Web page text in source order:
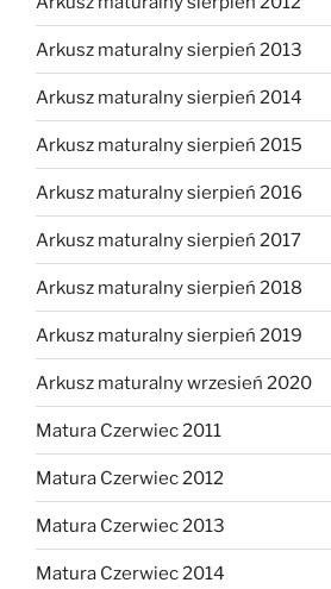
Arkusz maturalny sierpień 2013
Arkusz maturalny sierpień 2014
Arkusz maturalny sierpień 2015
Arkusz maturalny sierpień 2016
Arkusz maturalny sierpień 2017
Arkusz maturalny sierpień 2018
Arkusz maturalny sierpień 2019
Arkusz maturalny wrzesień 2020
Matura Czerwiec 2011
Matura Czerwiec 2012
Matura Czerwiec 2013
Matura Czerwiec 2014